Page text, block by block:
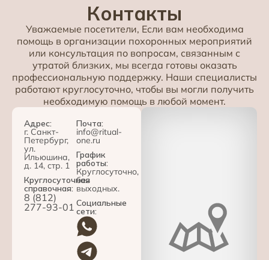
Контакты
Уважаемые посетители, Если вам необходима
помощь в организации похоронных мероприятий
или консультация по вопросам, связанным с
утратой близких, мы всегда готовы оказать
профессиональную поддержку. Наши специалисты
работают круглосуточно, чтобы вы могли получить
необходимую помощь в любой момент.
Адрес:
г. Санкт-
Петербург,
ул.
Ильюшина,
д. 14, стр. 1
Круглосуточная
справочная:
8 (812)
277-93-01
Почта:
info@ritual-
one.ru
График
работы:
Круглосуточно,
без
выходных.
Социальные
сети: